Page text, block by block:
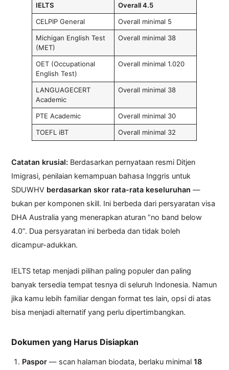
IELTS
Overall 4.5
CELPIP General
Overall minimal 5
Michigan English Test
(MET)
Overall minimal 38
OET (Occupational
English Test)
Overall minimal 1.020
LANGUAGECERT
Academic
Overall minimal 38
PTE Academic
Overall minimal 30
TOEFL iBT
Overall minimal 32
Catatan krusial: Berdasarkan pernyataan resmi Ditjen
Imigrasi, penilaian kemampuan bahasa Inggris untuk
SDUWHV berdasarkan skor rata-rata keseluruhan —
bukan per komponen skill. Ini berbeda dari persyaratan visa
DHA Australia yang menerapkan aturan “no band below
4.0”. Dua persyaratan ini berbeda dan tidak boleh
dicampur-adukkan.
IELTS tetap menjadi pilihan paling populer dan paling
banyak tersedia tempat tesnya di seluruh Indonesia. Namun
jika kamu lebih familiar dengan format tes lain, opsi di atas
bisa menjadi alternatif yang perlu dipertimbangkan.
Dokumen yang Harus Disiapkan
Paspor — scan halaman biodata, berlaku minimal18